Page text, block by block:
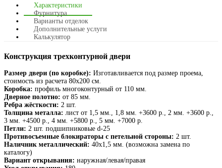
Характеристики
Фурнитура
Варианты отделок
Дополнительные услуги
Калькулятор
Конструкция трехконтурной двери
Размер двери (по коробке): Изготавливается под размер проема,
стоимость из расчета 80х200 см.
Коробка: профиль многоконтурный от 110 мм.
Дверное полотно: от 85 мм.
Ребра жёсткости: 2 шт.
Толщина металла: лист от 1,5 мм., 1,8 мм. +3600 р., 2 мм. +3600 р.,
3 мм. +4500 р., 4 мм. +5800 р., 5 мм. +7000 р.
Петли: 2 шт. подшипниковые d-25
Противосъемные блокираторы с петельной стороны: 2 шт.
Наличник металлический: 40х1,5 мм. (возможна замена по
каталогу)
Вариант открывания: наружная/левая/правая